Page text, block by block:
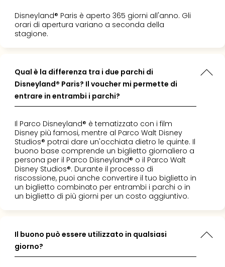
Disneyland® Paris è aperto 365 giorni all'anno. Gli
orari di apertura variano a seconda della
stagione.
Qual è la differenza tra i due parchi di
Disneyland® Paris? Il voucher mi permette di
entrare in entrambi i parchi?
Il Parco Disneyland® è tematizzato con i film
Disney più famosi, mentre al Parco Walt Disney
Studios® potrai dare un'occhiata dietro le quinte. Il
buono base comprende un biglietto giornaliero a
persona per il Parco Disneyland® o il Parco Walt
Disney Studios®. Durante il processo di
riscossione, puoi anche convertire il tuo biglietto in
un biglietto combinato per entrambi i parchi o in
un biglietto di più giorni per un costo aggiuntivo.
Il buono può essere utilizzato in qualsiasi
giorno?